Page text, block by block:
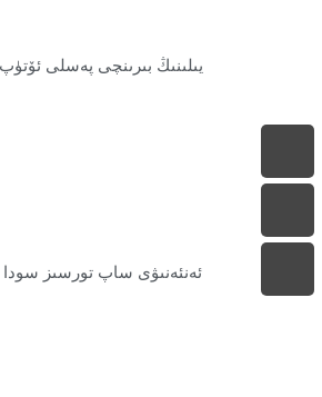
ئەنئەنىۋى ساپ تورسىز سودا